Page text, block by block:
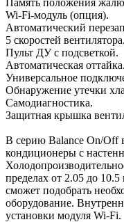
Wi-Fi-модуль (опция).
Автоматический
5 скоростей вентилятора.
Пульт ДУ с подсветкой.
Автоматическая оттайка.
Универсальное
Обнаружение утечки
Самодиагностика.
Защитная крышка
В серию Balance On/Off
кондиционеры с
пределах от 2.05 до
сможет подобрать
оборудование.
установки модуля Wi-Fi.